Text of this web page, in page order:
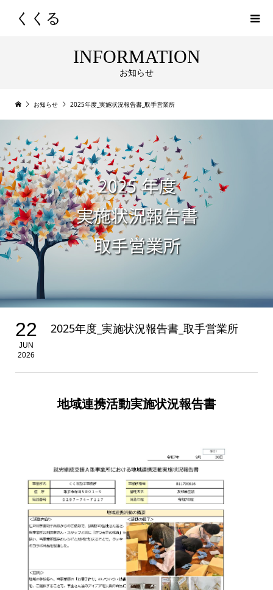
くくる
INFORMATION
お知らせ
お知らせ 2025年度_実施状況報告書_取手営業所
22
JUN
2026
2025年度_実施状況報告書_取手営業所
地域連携活動実施状況報告書